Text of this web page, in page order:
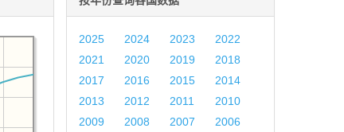
2025 2024 2023
2022
2021
2020 2019
2018
2017
2016 2015
2014
2013
2012 2011
2010
2009
2008 2007
2006